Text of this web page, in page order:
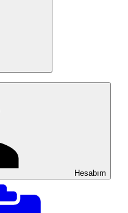
Hesabım